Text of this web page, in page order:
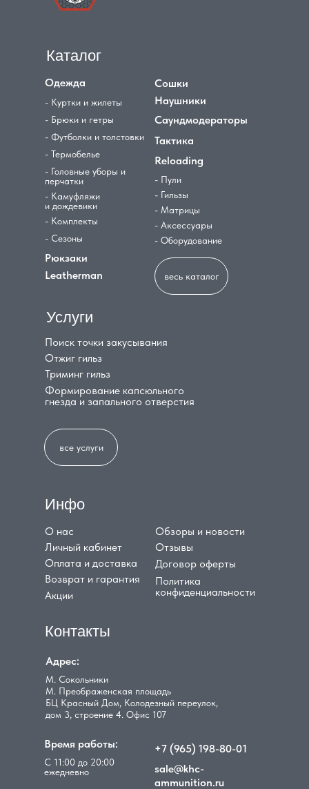
Каталог
Инфо
Контакты
Одежда
- Куртки и жилеты
- Брюки и гетры
- Футболки и толстовки
- Термобелье
- Головные уборы и
перчатки
- Камуфляжи
и дождевики
- Комплекты
- Сезоны
Рюкзаки
Leatherman
Сошки
Наушники
Саундмодераторы
Тактика
О нас
Личный кабинет
Оплата и доставка
Возврат и гарантия
Акции
Обзоры и новости
Отзывы
Договор оферты
Адрес:
М. Сокольники
М. Преображенская площадь
БЦ Красный Дом, Колодезный переулок,
дом 3, строение 4. Офис 107
Время работы:
С 11:00 до 20:00
ежедневно
+7 (965) 198-80-01
sale@khc-
ammunition.ru
Reloading
- Пули
- Гильзы
- Матрицы
- Аксессуары
- Оборудование
Поиск точки закусывания
Услуги
Отжиг гильз
Триминг гильз
Формирование капсюльного
гнезда и запального отверстия
весь каталог
все услуги
Политика
конфиденциальности